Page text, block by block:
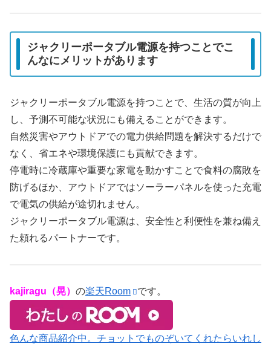
ジャクリーポータブル電源を持つことでこ
んなにメリットがあります
ジャクリーポータブル電源を持つことで、生活の質が向上
し、予測不可能な状況にも備えることができます。
自然災害やアウトドアでの電力供給問題を解決するだけで
なく、省エネや環境保護にも貢献できます。
停電時に冷蔵庫や重要な家電を動かすことで食料の腐敗を
防げるほか、アウトドアではソーラーパネルを使った充電
で電気の供給が途切れません。
ジャクリーポータブル電源は、安全性と利便性を兼ね備え
た頼れるパートナーです。
kajiragu（晃） の楽天Room です。
色んな商品紹介中。チョットでものぞいてくれたらいれし